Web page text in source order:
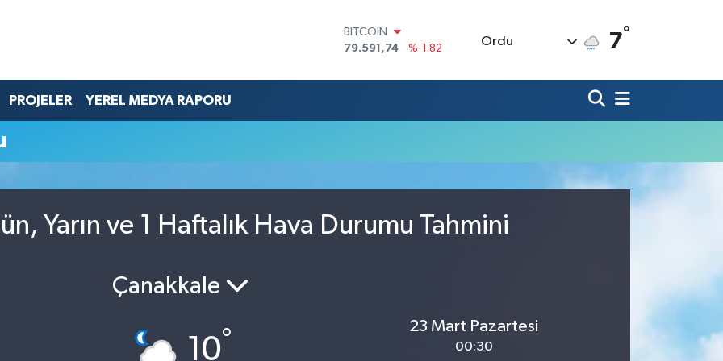
BITCOIN
79.591,74
%-1.82
45,43620
%0.02
BİST100
Ordu 7°
PROJELER YEREL MEDYA RAPORU
Yarın ve 1 Haftalık Hava Durumu Tahmini
Çanakkale
10°
23 Mart Pazartesi
00:30